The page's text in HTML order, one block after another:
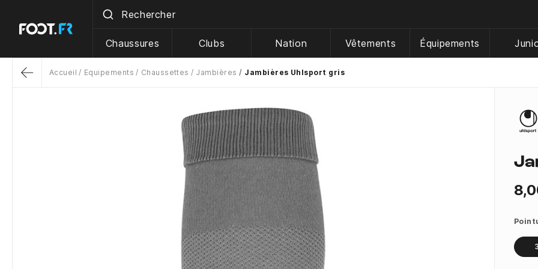
Chaussures Clubs Nation Vêtements Équipements
Accueil Equipements Chaussettes Jambières Jambières Uhlsport gris